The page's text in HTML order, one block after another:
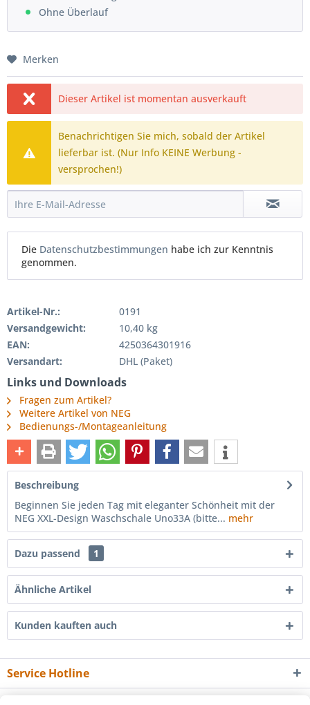
Ohne Überlauf
Merken
Dieser Artikel ist momentan ausverkauft
Benachrichtigen Sie mich, sobald der Artikel
lieferbar ist. (Nur Info KEINE Werbung -
versprochen!)
Die Datenschutzbestimmungen habe ich zur Kenntnis
genommen.
Artikel-Nr.:
0191
Versandgewicht:
10,40 kg
EAN:
4250364301916
Versandart:
DHL (Paket)
Links und Downloads
Fragen zum Artikel?
Weitere Artikel von NEG
Bedienungs-/Montageanleitung
Beschreibung
Beginnen Sie jeden Tag mit eleganter Schönheit mit der
NEG XXL-Design Waschschale Uno33A (bitte... mehr
Dazu passend 1
Ähnliche Artikel
Kunden kauften auch
Service Hotline